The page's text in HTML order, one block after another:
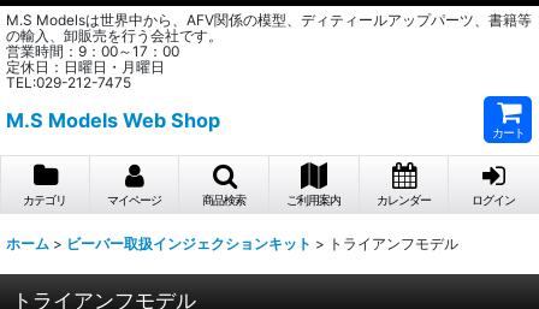
M.S Modelsは世界中から、AFV関係の模型、ディティールアップパーツ、書籍等
の輸入、卸販売を行う会社です。
営業時間：9：00～17：00
定休日：日曜日・月曜日
TEL:029-212-7475
M.S Models Web Shop
カート
カテゴリ マイページ 商品検索 ご利用案内 カレンダー ログイン
ホーム > ビーバー取扱インジェクションキット > トライアンフモデル
トライアンフモデル